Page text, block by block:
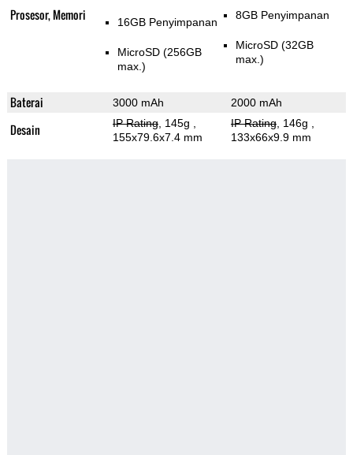
Prosesor, Memori 16GB Penyimpanan
MicroSD (256GB
max.)
8GB Penyimpanan
MicroSD (32GB
max.)
Baterai 3000 mAh 2000 mAh
Desain IP Rating, 145g
155x79.6x7.4 mm
IP Rating, 146g
133x66x9.9 mm